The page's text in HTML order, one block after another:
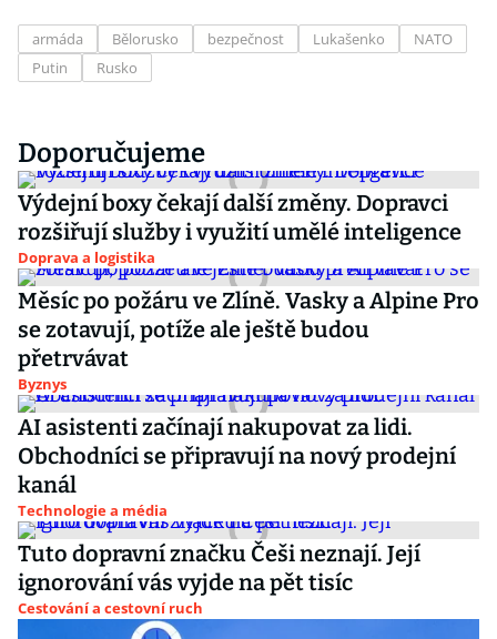
armáda Bělorusko bezpečnost Lukašenko
NATO
Putin
Rusko
Doporučujeme
Výdejní boxy čekají další změny. Dopravci
rozšiřují služby i využití umělé inteligence
Doprava a logistika
Měsíc po požáru ve Zlíně. Vasky a Alpine Pro
se zotavují, potíže ale ještě budou
přetrvávat
Byznys
AI asistenti začínají nakupovat za lidi.
Obchodníci se připravují na nový prodejní
kanál
Technologie a média
Tuto dopravní značku Češi neznají. Její
ignorování vás vyjde na pět tisíc
Cestování a cestovní ruch